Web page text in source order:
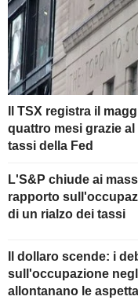
Il TSX registra il
quattro mesi grazie
tassi della Fed
L'S&P chiude ai
rapporto
di un rialzo dei tassi
Il dollaro scende: i
sull'occupazione
allontanano le